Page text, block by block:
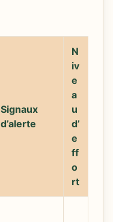
Signaux
d’alerte
N
iv
e
a
u
d’
e
ff
o
rt